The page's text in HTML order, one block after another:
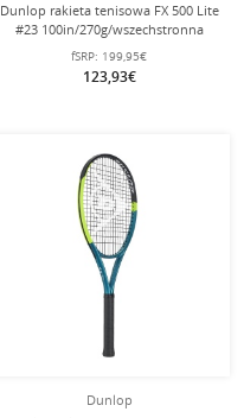
Dunlop rakieta tenisowa FX 500 Lite
#23 100in/270g/wszechstronna
niezałożona -
fSRP: 199,95€
123,93€
Dunlop